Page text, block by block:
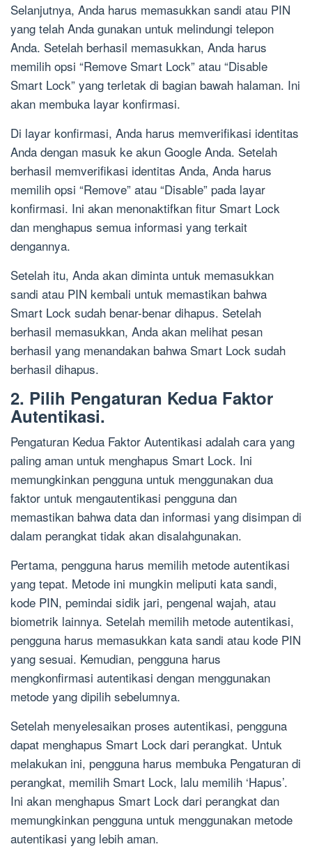
Selanjutnya, Anda harus memasukkan sandi atau PIN
yang telah Anda gunakan untuk melindungi telepon
Anda. Setelah berhasil memasukkan, Anda harus
memilih opsi “Remove Smart Lock” atau “Disable
Smart Lock” yang terletak di bagian bawah halaman. Ini
akan membuka layar konfirmasi.
Di layar konfirmasi, Anda harus memverifikasi identitas
Anda dengan masuk ke akun Google Anda. Setelah
berhasil memverifikasi identitas Anda, Anda harus
memilih opsi “Remove” atau “Disable” pada layar
konfirmasi. Ini akan menonaktifkan fitur Smart Lock
dan menghapus semua informasi yang terkait
dengannya.
Setelah itu, Anda akan diminta untuk memasukkan
sandi atau PIN kembali untuk memastikan bahwa
Smart Lock sudah benar-benar dihapus. Setelah
berhasil memasukkan, Anda akan melihat pesan
berhasil yang menandakan bahwa Smart Lock sudah
berhasil dihapus.
2. Pilih Pengaturan Kedua Faktor
Autentikasi.
Pengaturan Kedua Faktor Autentikasi adalah cara yang
paling aman untuk menghapus Smart Lock. Ini
memungkinkan pengguna untuk menggunakan dua
faktor untuk mengautentikasi pengguna dan
memastikan bahwa data dan informasi yang disimpan di
dalam perangkat tidak akan disalahgunakan.
Pertama, pengguna harus memilih metode autentikasi
yang tepat. Metode ini mungkin meliputi kata sandi,
kode PIN, pemindai sidik jari, pengenal wajah, atau
biometrik lainnya. Setelah memilih metode autentikasi,
pengguna harus memasukkan kata sandi atau kode PIN
yang sesuai. Kemudian, pengguna harus
mengkonfirmasi autentikasi dengan menggunakan
metode yang dipilih sebelumnya.
Setelah menyelesaikan proses autentikasi, pengguna
dapat menghapus Smart Lock dari perangkat. Untuk
melakukan ini, pengguna harus membuka Pengaturan di
perangkat, memilih Smart Lock, lalu memilih ‘Hapus’.
Ini akan menghapus Smart Lock dari perangkat dan
memungkinkan pengguna untuk menggunakan metode
autentikasi yang lebih aman.